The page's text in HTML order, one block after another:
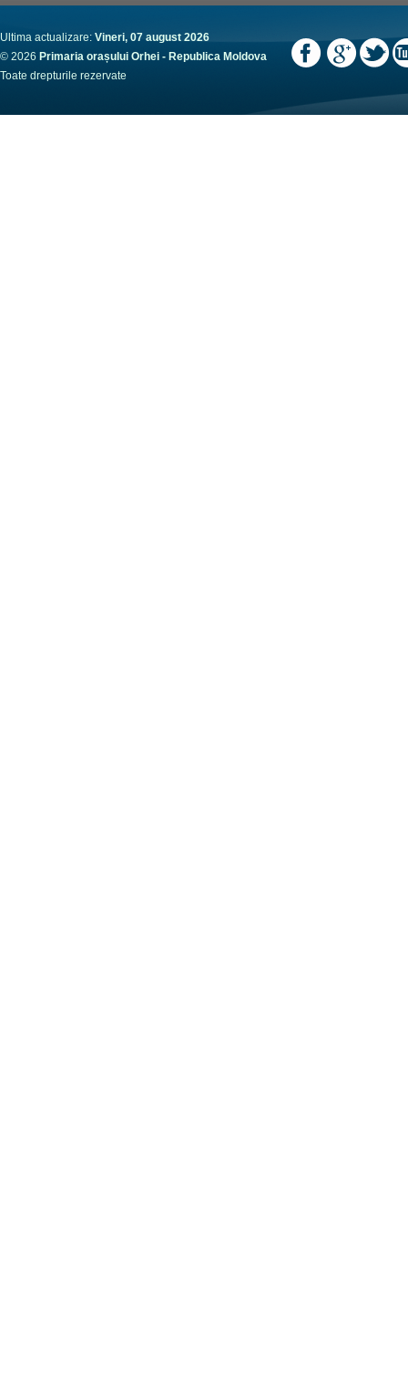
Ultima actualizare: Vineri, 07 august 2026
© 2026 Primaria orașului Orhei - Republica Moldova
Toate drepturile rezervate